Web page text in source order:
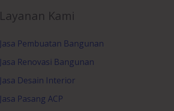
Layanan Kami
Jasa Pembuatan Bangunan
Jasa Renovasi Bangunan
Jasa Desain Interior
Jasa Pasang ACP